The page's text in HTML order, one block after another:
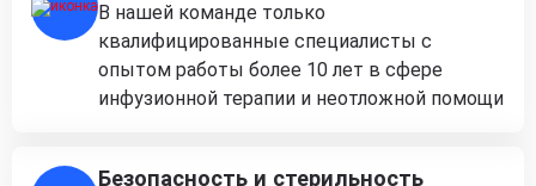
В нашей команде только
квалифицированные специалисты с
опытом работы более 10 лет в сфере
инфузионной терапии и неотложной помощи
Безопасность и стерильность